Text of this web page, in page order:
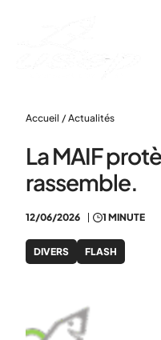
Accueil / Actualités
La MAIF
rassemble.
12/06/2026 1 MINUTE
DIVERS FLASH